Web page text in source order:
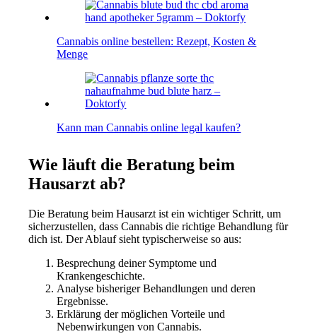
Cannabis online bestellen: Rezept, Kosten &
Menge
Kann man Cannabis online legal kaufen?
Wie läuft die Beratung beim
Hausarzt ab?
Die Beratung beim Hausarzt ist ein wichtiger Schritt, um
sicherzustellen, dass Cannabis die richtige Behandlung für
dich ist. Der Ablauf sieht typischerweise so aus:
Besprechung deiner Symptome und
Krankengeschichte.
Analyse bisheriger Behandlungen und deren
Ergebnisse.
Erklärung der möglichen Vorteile und
Nebenwirkungen von Cannabis.